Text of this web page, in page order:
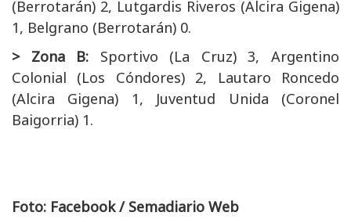
(Berrotarán) 2, Lutgardis Riveros (Alcira Gigena)
1, Belgrano (Berrotarán) 0.
> Zona B: Sportivo (La Cruz) 3, Argentino
Colonial (Los Cóndores) 2, Lautaro Roncedo
(Alcira Gigena) 1, Juventud Unida (Coronel
Baigorria) 1.
Foto: Facebook / Semadiario Web